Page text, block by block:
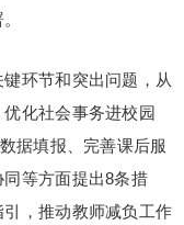
环节和突出问题，从
化社会事务进校园
据填报、完善课后服
等方面提出8条措
，推动教师减负工作